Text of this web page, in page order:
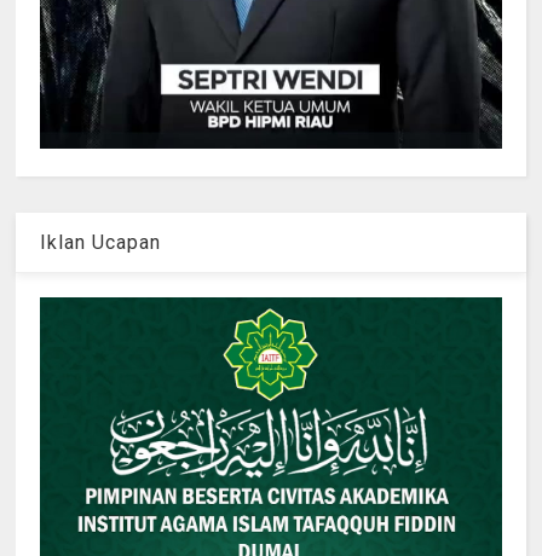
Iklan Ucapan